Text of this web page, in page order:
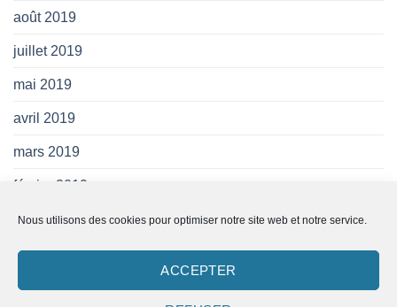
Nous utilisons des cookies pour optimiser notre site web et notre service.
ACCEPTER
août 2019
juillet 2019
mai 2019
avril 2019
mars 2019
février 2019
janvier 2019
novembre 2018